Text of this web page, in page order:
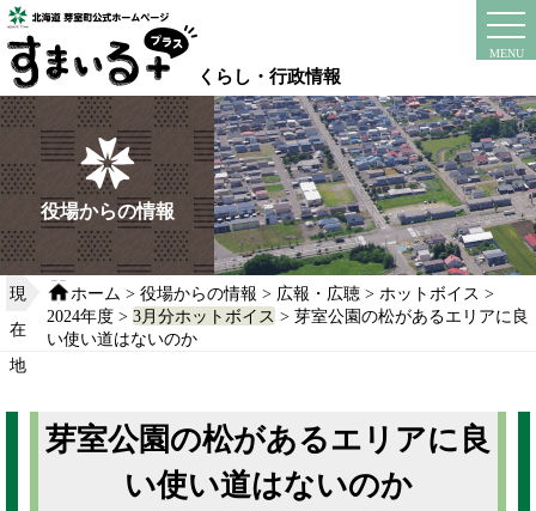
本
文
へ
移
動
る
くらし・行政情報
MENU
instagram
役場からの情報
現
在
地
ホーム > 役場からの情報 > 広報・広聴> ホットボイス >
2024年度> 3月分ホットボイス > 芽室公園の松があるエリアに良
い使い道はないのか
芽室公園の松があるエリアに良
い使い道はないのか